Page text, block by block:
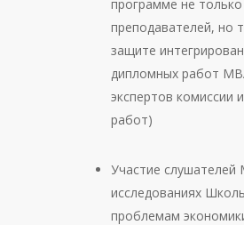
программе не только
преподавателей, но
защите
дипломных работ
экспертов комиссии
работ)
Участие
исследованиях
проблемам